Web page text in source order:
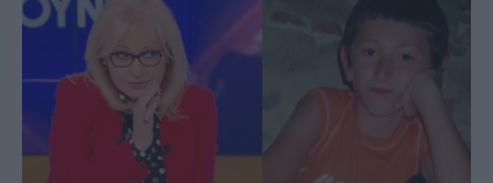
Υγεία
Γυναίκα
Καιρός